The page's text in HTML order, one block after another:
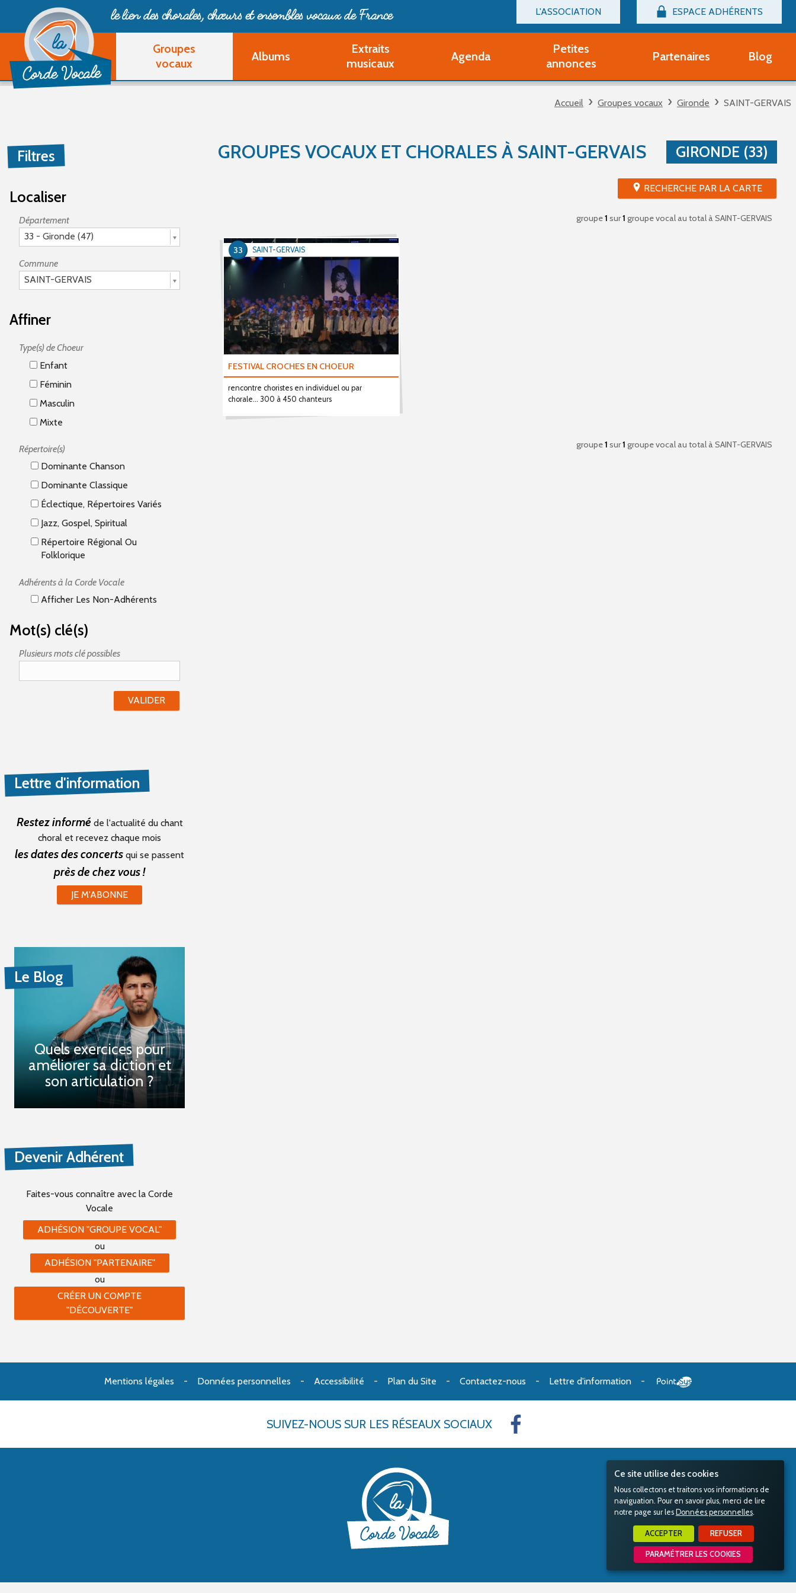
Ce site utilise des cookies
Nous collectons et traitons vos informations de
naviguation. Pour en savoir plus, merci de lire
notre page sur les Données personnelles.
ACCEPTER REFUSER
PARAMÉTRER LES COOKIES
L'ASSOCIATION
Billetterie
Devenir adhérent Groupe Vocal
Devenir adhérent Partenaire
Ouvrir un compte Découverte
ESPACE ADHÉRENTS
Connexion
le lien des chorales, chœurset ensembles vocaux de France
Groupes
vocaux
Albums
Extraits
musicaux
Agenda
Petites
annonces
Partitions d'occasion
Partenaires Blog
Accueil Groupes vocaux Gironde SAINT-GERVAIS
Filtres
Localiser
Département
33 - Gironde (47)
Commune
SAINT-GERVAIS
Affiner
Type(s) de Choeur
Enfant
Féminin
Masculin
Mixte
Répertoire(s)
Dominante Chanson
Dominante Classique
Éclectique, Répertoires Variés
Jazz, Gospel, Spiritual
Répertoire Régional Ou
Folklorique
Adhérents à la Corde Vocale
Afficher Les Non-Adhérents
Mot(s) clé(s)
Plusieurs mots clé possibles
GROUPES VOCAUX ET CHORALES À SAINT-GERVAIS GIRONDE (33)
RECHERCHE PAR LA CARTE
groupe1 sur1 groupe vocal au totalà SAINT-GERVAIS
FESTIVAL CROCHES EN CHOEUR
rencontre choristes en individuel ou par
chorale... 300 à 450 chanteurs
SAINT-GERVAIS
33
groupe1 sur1 groupe vocal au totalà SAINT-GERVAIS
Lettre d'information
Restez informé de l'actualité du chant
choral et recevez chaque mois
les dates des concerts qui se passent
près de chez vous !
JE M'ABONNE
Le Blog
Quels exercices pour
améliorer sa diction et
son articulation ?
Devenir Adhérent
Faites-vous connaître avec la Corde
Vocale
ADHÉSION "GROUPE VOCAL"
ou
ADHÉSION "PARTENAIRE"
ou
CRÉER UN COMPTE
"DÉCOUVERTE"
Mentions légales Données personnelles Accessibilité Plan du Site Contactez-nous Lettre d'information
SUIVEZ-NOUS SUR LES RÉSEAUX SOCIAUX